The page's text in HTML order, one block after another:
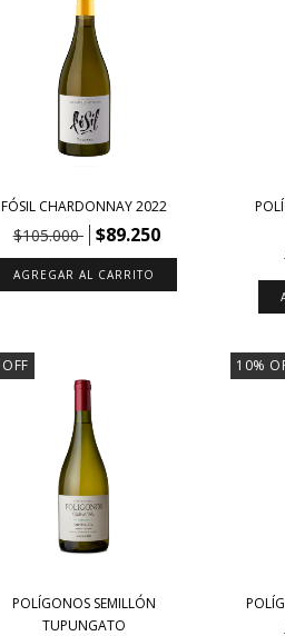
FÓSIL CHARDONNAY 2022
$105.000 $89.250
OFF
POLÍGONOS SEMILLÓN
TUPUNGATO
10%